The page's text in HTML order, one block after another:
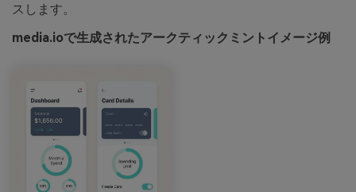
スします。
media.ioで生成されたアークティックミントイメージ例